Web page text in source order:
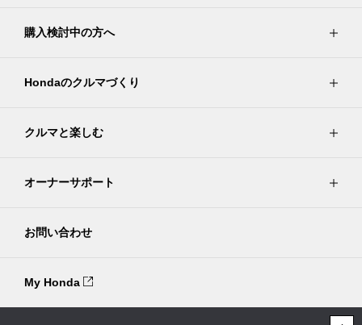
購入検討中の方へ
Hondaのクルマづくり
クルマと楽しむ
オーナーサポート
お問い合わせ
My Honda